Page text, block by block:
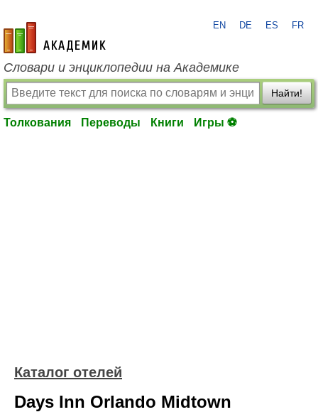
academic.ru
EN DE ES FR
Словари и энциклопедии на Академике
Найти!
Толкования Переводы Книги Игры ⚽
Каталог отелей
Days Inn Orlando Midtown